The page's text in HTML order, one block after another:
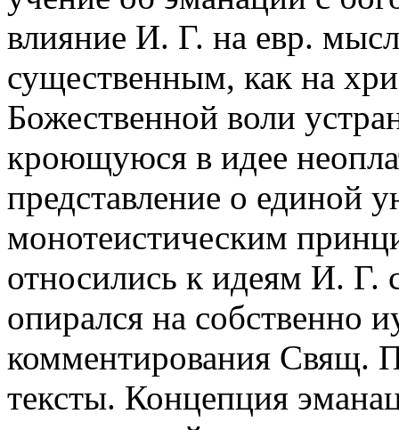
влияние И. Г. на евр.
существенным, как на
Божественной воли
кроющуюся в идее
представление о единой
монотеистическим
относились к идеям И. Г.
опирался на собственно
комментирования Свящ.
тексты. Концепция